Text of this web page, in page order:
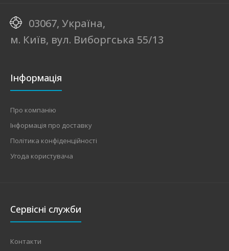
03067, Україна,
м. Київ, вул. Виборгська 55/13
Інформація
Про компанію
Інформація про доставку
Політика конфіденційності
Угода користувача
Сервісні служби
Контакти